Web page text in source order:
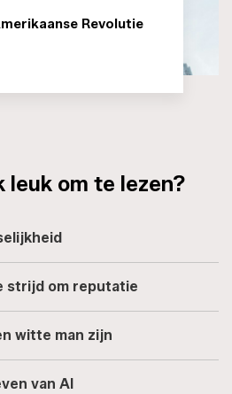
Revolutie
leuk om te lezen?
strijd om reputatie
witte man zijn
van AI